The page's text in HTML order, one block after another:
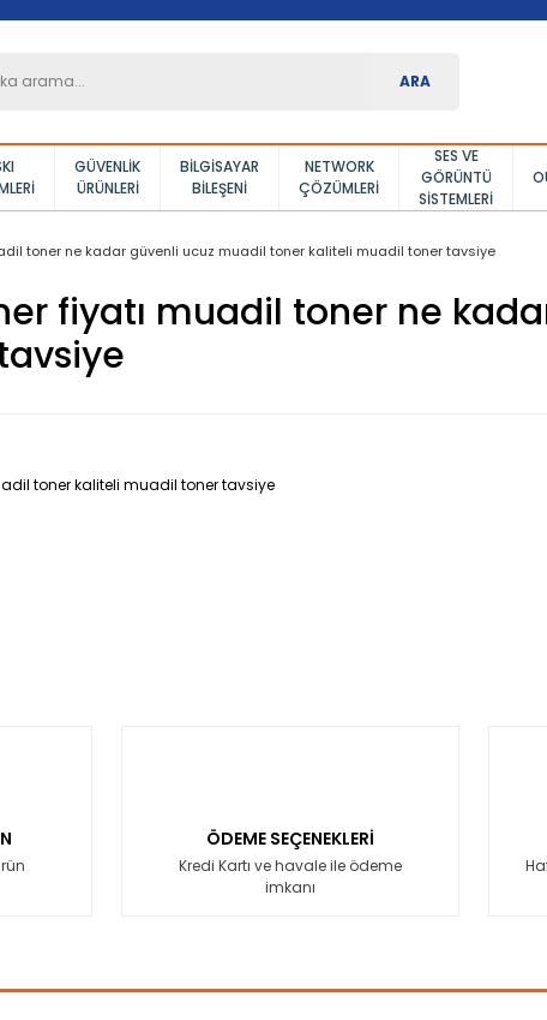
ARA
GÜVENLIK
ÜRÜNLERI
BILGISAYAR
BILEŞENI
NETWORK
ÇÖZÜMLERI
SES VE
GÖRÜNTÜ
SISTEMLERI
toner ne kadar güvenli ucuz muadil toner kaliteli muadil toner tavsiye
fiyatı muadil toner ne
ÖDEME SEÇENEKLERİ
Kredi Kartı ve havale ile ödeme
imkanı